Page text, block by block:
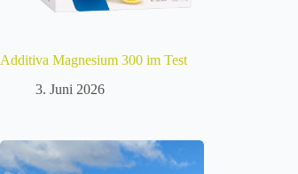
Additiva Magnesium 300 im Test
3. Juni 2026